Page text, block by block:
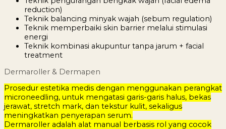
reduction)
Teknik balancing minyak wajah (sebum regulation)
Teknik memperbaiki skin barrier melalui stimulasi
energi
Teknik kombinasi akupuntur tanpa jarum + facial
treatment
Dermaroller & Dermapen
Prosedur estetika medis dengan menggunakan perangkat
microneedling, untuk mengatasi garis-garis halus, bekas
jerawat, stretch mark, dan tekstur kulit, sekaligus
meningkatkan penyerapan serum.
Dermaroller adalah alat manual berbasis rol yang cocok